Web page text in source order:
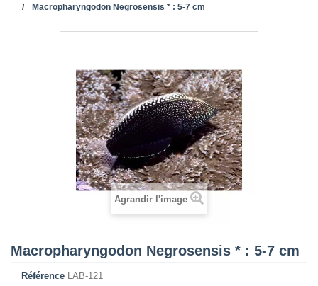
Macropharyngodon Negrosensis * : 5-7 cm
Agrandir l'image
Macropharyngodon Negrosensis * : 5-7 cm
Référence LAB-121